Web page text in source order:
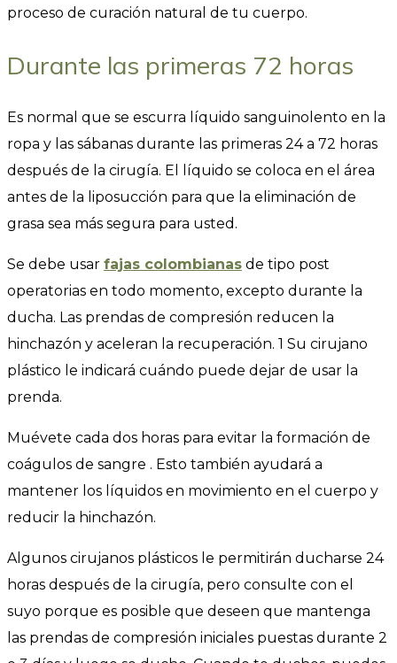
proceso de curación natural de tu cuerpo.
Durante las primeras 72 horas
Es normal que se escurra líquido sanguinolento en la
ropa y las sábanas durante las primeras 24 a 72 horas
después de la cirugía. El líquido se coloca en el área
antes de la liposucción para que la eliminación de
grasa sea más segura para usted.
Se debe usar fajas colombianas de tipo post
operatorias en todo momento, excepto durante la
ducha. Las prendas de compresión reducen la
hinchazón y aceleran la recuperación. 1 Su cirujano
plástico le indicará cuándo puede dejar de usar la
prenda.
Muévete cada dos horas para evitar la formación de
coágulos de sangre . Esto también ayudará a
mantener los líquidos en movimiento en el cuerpo y
reducir la hinchazón.
Algunos cirujanos plásticos le permitirán ducharse 24
horas después de la cirugía, pero consulte con el
suyo porque es posible que deseen que mantenga
las prendas de compresión iniciales puestas durante 2